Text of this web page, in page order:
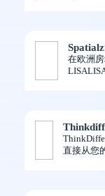
在欧洲
直接从您